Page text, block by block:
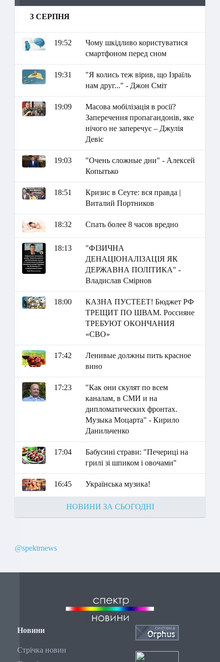
3 СЕРПНЯ
19:52
Чому шкідливо користуватися
смартфоном перед сном
19:31
"Я колись теж вірив, що Ізраїль
нам друг..." - Джон Сміт
19:09
Масова мобілізація в росії?
Заперечення пропагандонів, яке
нічого не заперечує – Джулія
Девіс
19:03
"Очень сложные дни" - Алексей
Копытько
18:51
Кризис в Сеуте: вся правда |
Виталий Портников
18:32 Спать более 8 часов вредно
18:13
"ФІЗИЧНА
ДЕНАЦІОНАЛІЗАЦІЯ ЯК
ДЕРЖАВНА ПОЛІТИКА" -
Владислав Смірнов
18:00
КАЗНА ПУСТЕЕТ! Бюджет РФ
ТРЕЩИТ ПО ШВАМ. Россияне
ТРЕБУЮТ ОКОНЧАНИЯ
«СВО»
17:42
Ленивые должны пить красное
вино
17:23
"Как они скулят по всем
каналам, в СМИ и на
дипломатических фронтах.
Музыка Моцарта" - Кирило
Данильченко
17:04
Бабусині страви: "Печериці на
грилі зі шпиком і овочами"
16:45 Українська музика!
НОВИНИ ЗА СЬОГОДНІ
@spektrnews
Новини
Стрічка новин